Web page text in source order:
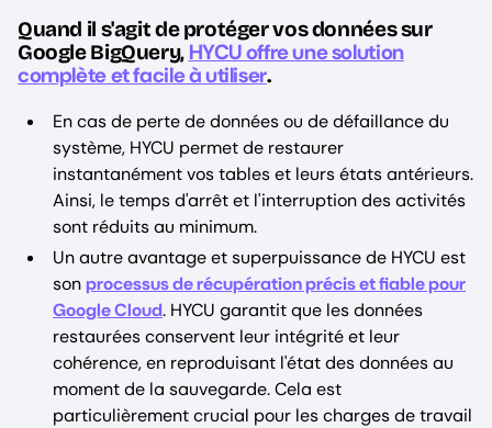
Quand il s'agit de protéger vos données sur
Google BigQuery, HYCU offre une solution
complète et facile à utiliser.
En cas de perte de données ou de défaillance du
système, HYCU permet de restaurer
instantanément vos tables et leurs états antérieurs.
Ainsi, le temps d'arrêt et l'interruption des activités
sont réduits au minimum.
Un autre avantage et superpuissance de HYCU est
sonprocessus de récupération précis et fiable pour
Google Cloud. HYCU garantit que les données
restaurées conservent leur intégrité et leur
cohérence, en reproduisant l'état des données au
moment de la sauvegarde. Cela est
particulièrement crucial pour les charges de travail